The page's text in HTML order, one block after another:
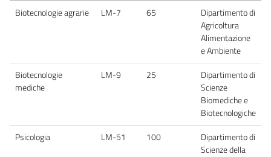
Biotecnologie agrarie LM-7 65
Dipartimento di
Agricoltura
Alimentazione
e Ambiente
Biotecnologie
mediche
LM-9 25
Dipartimento di
Scienze
Biomediche e
Biotecnologiche
Psicologia
LM-51 100
Dipartimento di
Scienze della